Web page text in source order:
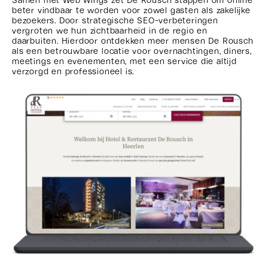
beter vindbaar te worden voor zowel gasten als zakelijke
bezoekers. Door strategische SEO-verbeteringen
vergroten we hun zichtbaarheid in de regio en
daarbuiten. Hierdoor ontdekken meer mensen De Rousch
als een betrouwbare locatie voor overnachtingen, diners,
meetings en evenementen, met een service die altijd
verzorgd en professioneel is.